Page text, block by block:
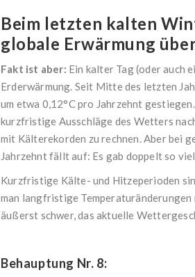
Beim letzten kalten
globale Erwärmung
Fakt ist aber: Ein kalter Tag (oder auch
Erderwärmung. Seit Mitte des letzten
um etwa 0,12°C pro Jahrzehnt
kurzfristige Ausschläge des Wetters
mit Kälterekorden zu rechnen. Aber bei
Jahrzehnt fällt auf: Es gab doppelt so
Kurzfristige Kälte- und Hitzeperioden
man langfristige Temperaturänderungen
äußerst schwer, das aktuelle
Behauptung Nr. 8: